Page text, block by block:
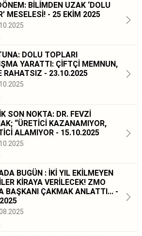
BİLİMDEN UZAK ‘DOLU
MESELESİ! - 25 EKİM 2025
DOLU TOPLARI
YARATTI: ÇİFTÇİ MEMNUN,
RAHATSIZ - 23.10.2025
SON NOKTA: DR. FEVZİ
“ÜRETİCİ KAZANAMIYOR,
ALAMIYOR - 15.10.2025
BUGÜN : İKİ YIL EKİLMEYEN
KİRAYA VERİLECEK! ZMO
BAŞKANI ÇAKMAK ANLATTI... -